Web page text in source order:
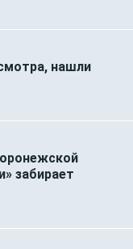
нашли
забирает